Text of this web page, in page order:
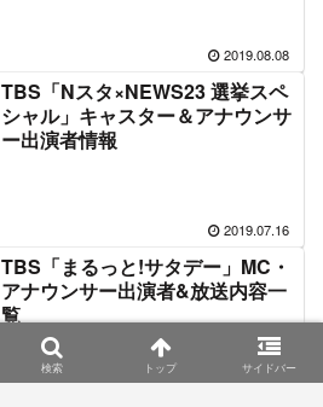
2019.08.08
TBS「Nスタ×NEWS23 選挙スペ
シャル」キャスター＆アナウンサ
ー出演者情報
2019.07.16
TBS「まるっと!サタデー」MC・
アナウンサー出演者&放送内容一
覧
検索 トップ サイドバー